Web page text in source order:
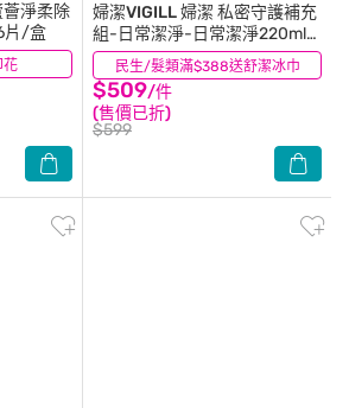
花
淨柔除
(手/腳部用) 16片/盒
民生/髮類滿$388送舒潔冰巾
婦潔VIGILL婦潔 私密守護補充
組-日常潔淨-日常潔淨220ml
x1 補充包180ml x1
$509/件
(售價已折)
$599
(6)